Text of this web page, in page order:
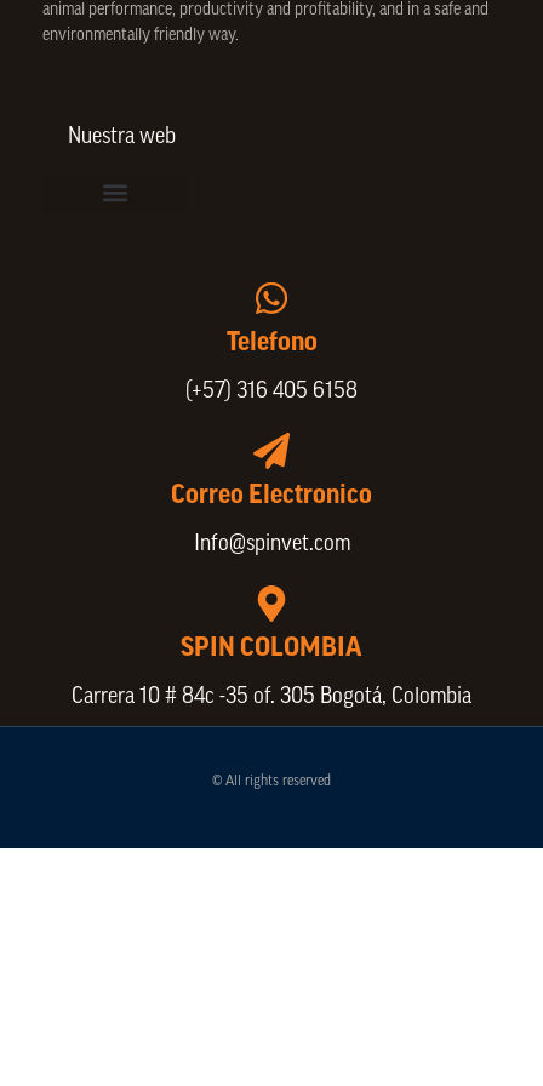
animal performance, productivity and profitability, and in a safe and
environmentally friendly way.
Nuestra web
Telefono
(+57) 316 405 6158
Correo Electronico
Info@spinvet.com
SPIN COLOMBIA
Carrera 10 # 84c -35 of. 305 Bogotá, Colombia
© All rights reserved